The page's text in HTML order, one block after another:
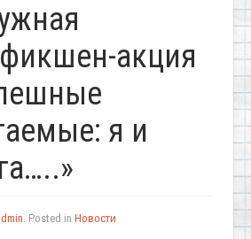
акция
я и
. Posted in Новости